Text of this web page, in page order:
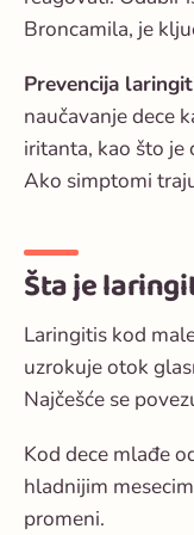
Broncamila, je
Prevencija
naučavanje dece
iritanta, kao što je
Ako simptomi
Šta je
Laringitis kod
uzrokujeotok
Najčešće se
Kod dece mlađe
hladnijim
promeni.